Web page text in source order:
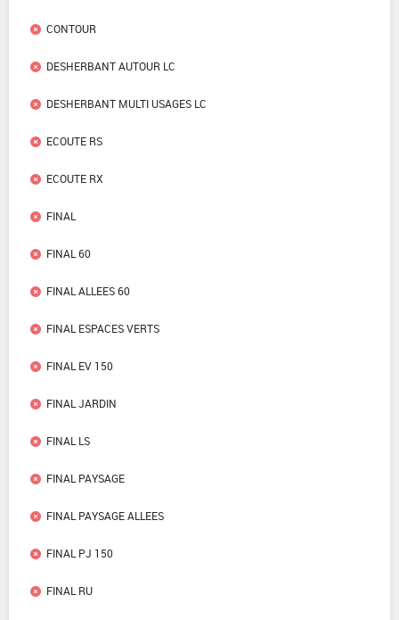
CONTOUR
DESHERBANT AUTOUR LC
DESHERBANT MULTI USAGES LC
ECOUTE RS
ECOUTE RX
FINAL
FINAL 60
FINAL ALLEES 60
FINAL ESPACES VERTS
FINAL EV 150
FINAL JARDIN
FINAL LS
FINAL PAYSAGE
FINAL PAYSAGE ALLEES
FINAL PJ 150
FINAL RU